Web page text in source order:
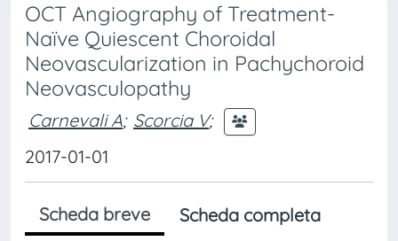
OCT Angiography of Treatment-
Naïve Quiescent Choroidal
Neovascularization in Pachychoroid
Neovasculopathy
Carnevali A; Scorcia V;
2017-01-01
Scheda breve
Scheda completa